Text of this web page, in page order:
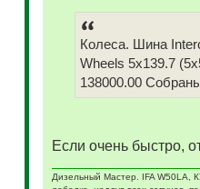
Колеса. Шина
Wheels 5x139.7
138000.00
Если очень быстро,
Дизельный Мастер. IFA W50LA,